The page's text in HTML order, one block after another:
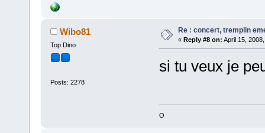
Wibo81
Top Dino
Posts: 2278
Re : concert, tremplin
« Reply #8 on: April 15,
si tu veux je
O